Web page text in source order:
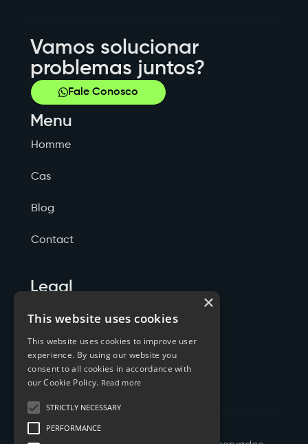
Vamos solucionar
problemas juntos?
Fale Conosco
Menu
Homme
Cas
Blog
Contact
Legal
Termos de Serviço
Cookies
×
This website uses cookies
This website uses cookies to improve user
experience. By using our website you
consent to all cookies in accordance with
our Cookie Policy. Read more
STRICTLY NECESSARY
PERFORMANCE